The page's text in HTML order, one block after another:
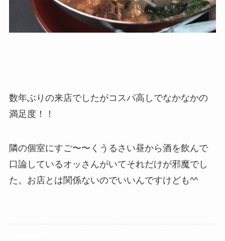
数年ぶりの来店でしたがコスパ高しでなかなかの
満足度！！
隣の個室にすご〜〜くうるさい昼から酒を飲んで
口論しているオッさんがいてそれだけが邪魔でし
た。お店とは関係ないのでいいんですけども^^